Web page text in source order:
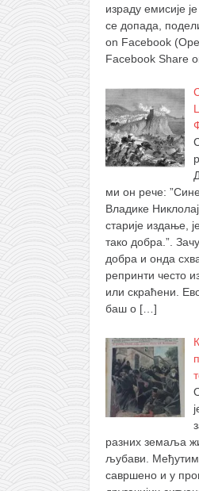
израду емисије
се допада,
on Facebook
Facebook Share
ми он рече:
Владике
старије издање,
тако добра.”.
добра и онда
репринти често
или скраћени.
баш о […]
разних земаља
љубави. Међутим
савршено и у